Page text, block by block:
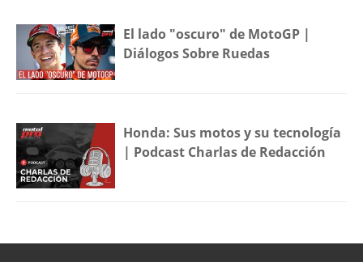
El lado "oscuro" de MotoGP |
Diálogos Sobre Ruedas
Honda: Sus motos y su tecnología
| Podcast Charlas de Redacción